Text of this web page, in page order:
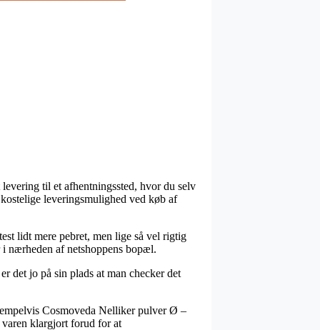
til et afhentningssted, hvor du selv
leveringsmulighed ved køb af
lidt mere pebret, men lige så vel rigtig
nærheden af netshoppens bopæl.
det jo på sin plads at man checker det
Cosmoveda Nelliker pulver Ø –
varen klargjort forud for at